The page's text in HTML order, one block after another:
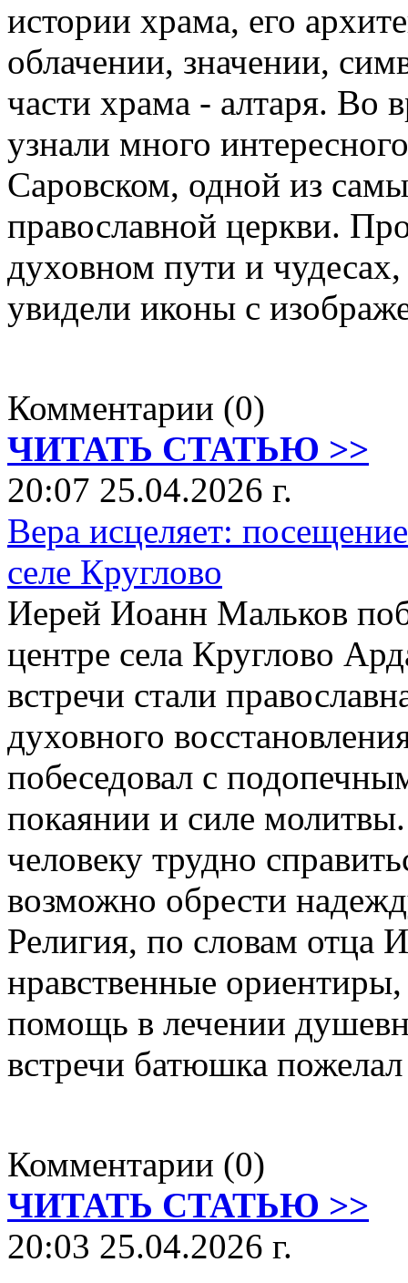
истории храма, его
облачении, значении,
части храма - алтаря. Во
узнали много
Саровском, одной из
православной церкви.
духовном пути и
увидели иконы с
Комментарии (0)
ЧИТАТЬ СТАТЬЮ >>
20:07 25.04.2026 г.
Вера исцеляет:
селе Круглово
Иерей Иоанн Мальков
центре села Круглово
встречи стали
духовного
побеседовал с
покаянии и силе
человеку трудно
возможно обрести
Религия, по словам отца
нравственные
помощь в лечении
встречи батюшка
Комментарии (0)
ЧИТАТЬ СТАТЬЮ >>
20:03 25.04.2026 г.